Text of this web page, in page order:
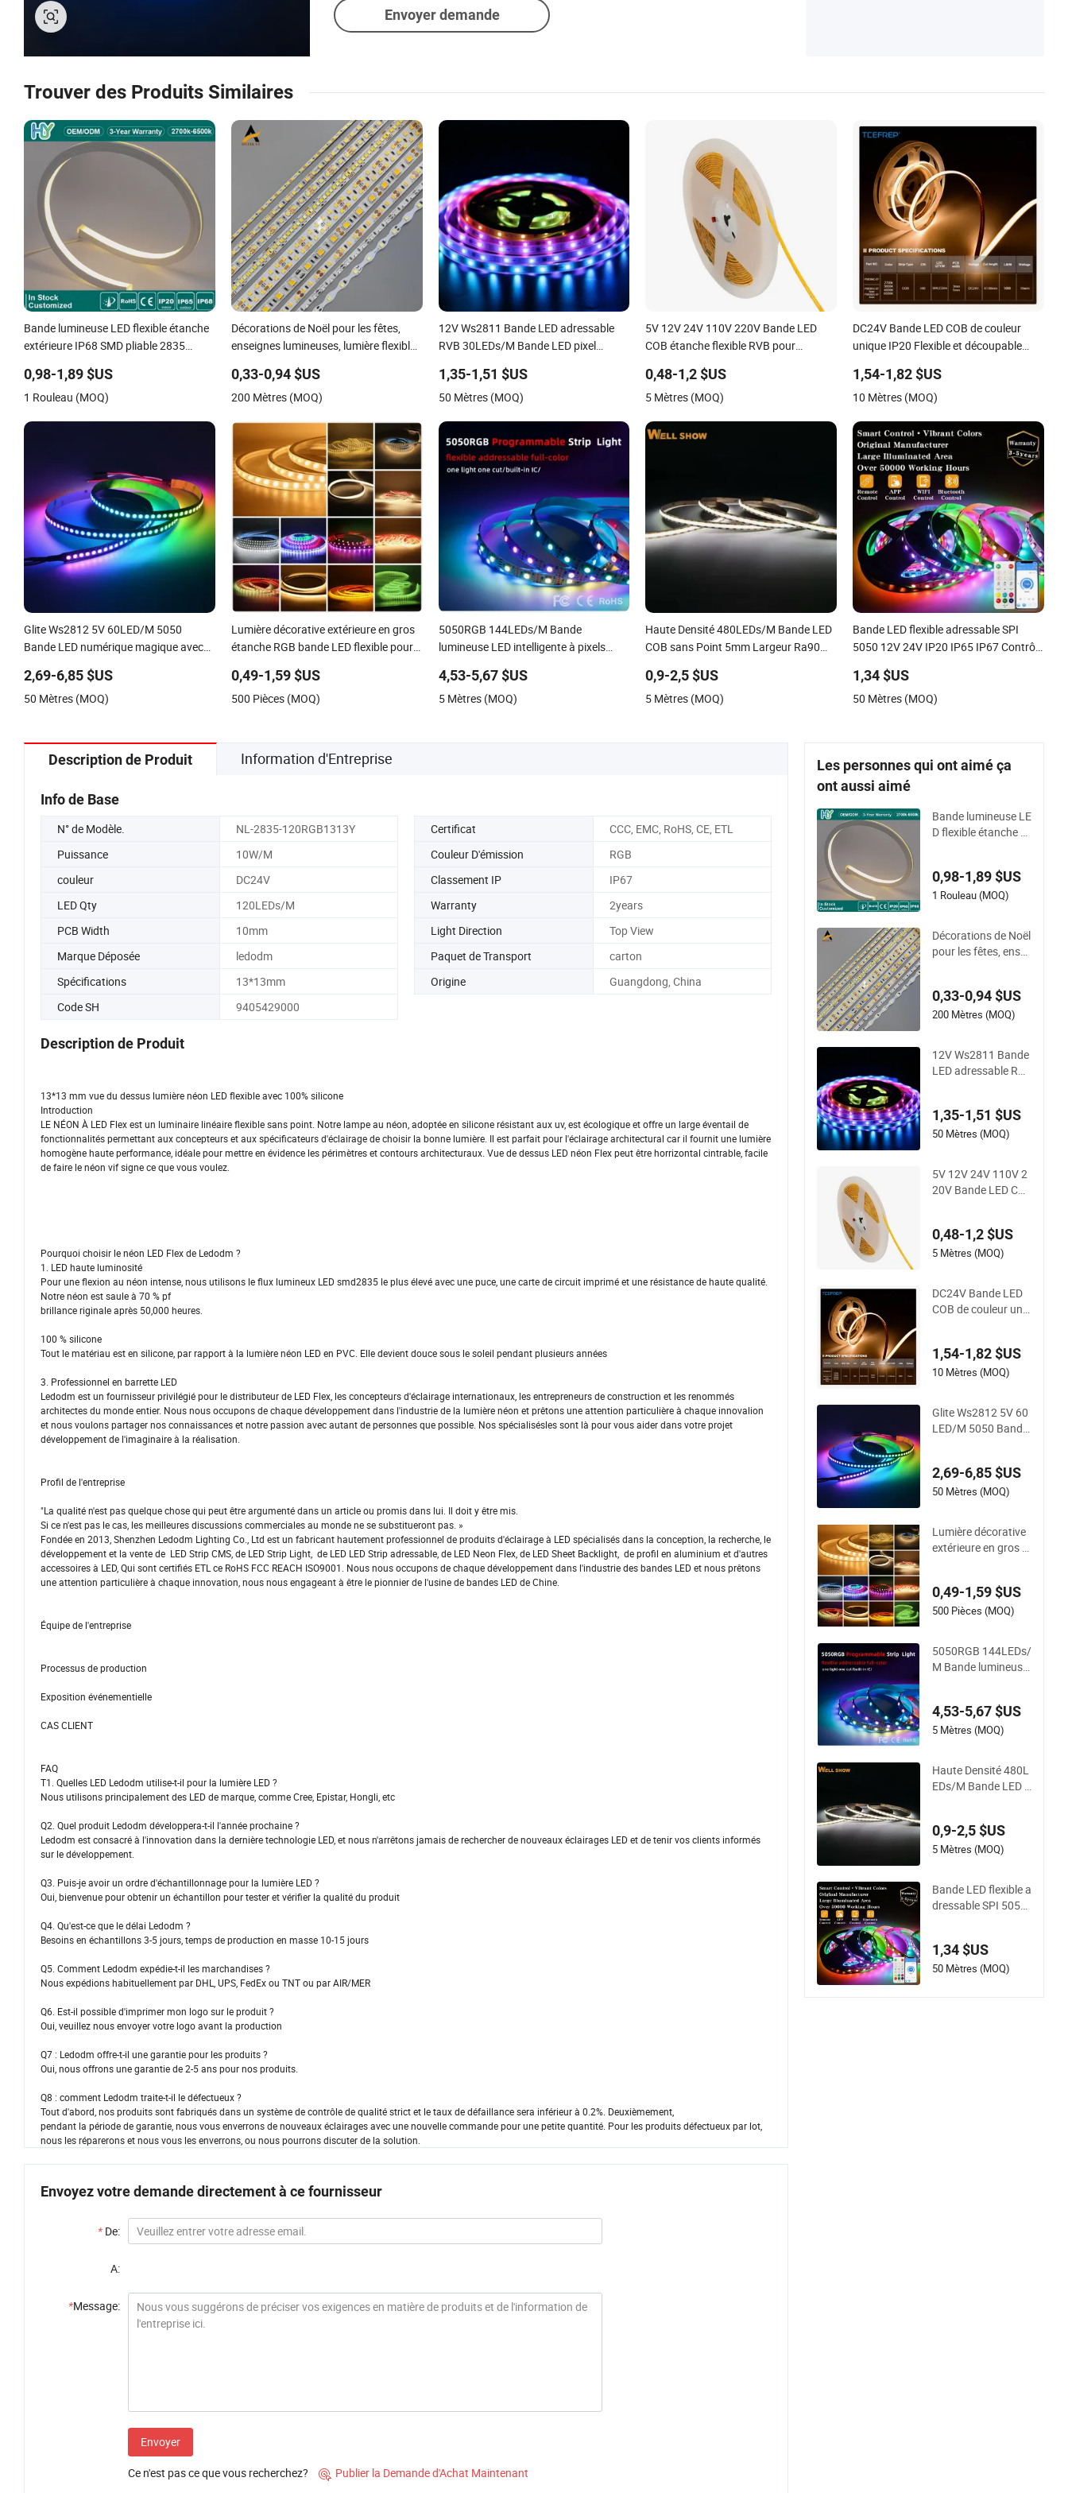
Envoyer demande
Trouver des Produits Similaires
Bande lumineuse LED flexible étanche
extérieure IP68 SMD pliable 2835
néon en silicone flexible RGB
0,98-1,89 $US
1 Rouleau (MOQ)
Décorations de Noël pour les fêtes,
enseignes lumineuses, lumière flexible
0,33-0,94 $US
200 Mètres (MOQ)
12V Ws2811 Bande LED adressable
RVB 30LEDs/M Bande LED pixel
et éclairage de scène
1,35-1,51 $US
50 Mètres (MOQ)
5V 12V 24V 110V 220V Bande LED
COB étanche flexible RVB pour
0,48-1,2 $US
5 Mètres (MOQ)
DC24V Bande LED COB de couleur
unique IP20 Flexible et découpable
1,54-1,82 $US
10 Mètres (MOQ)
Glite Ws2812 5V 60LED/M 5050
Bande LED numérique magique avec
décoration
2,69-6,85 $US
50 Mètres (MOQ)
Lumière décorative extérieure en gros
étanche RGB bande LED flexible pour
0,49-1,59 $US
500 Pièces (MOQ)
5050RGB 144LEDs/M Bande
lumineuse LED intelligente à pixels
4,53-5,67 $US
5 Mètres (MOQ)
Haute Densité 480LEDs/M Bande LED
COB sans Point 5mm Largeur Ra90
0,9-2,5 $US
5 Mètres (MOQ)
Bande LED flexible adressable SPI
5050 12V 24V IP20 IP65 IP67 Contrôle
projets DIY
1,34 $US
50 Mètres (MOQ)
Description de Produit Information d'Entreprise
Info de Base
N° de Modèle. NL-2835-120RGB1313Y Certificat
CCC, EMC, RoHS, CE, ETL
Puissance
10W/M Couleur D'émission
RGB
couleur
DC24V Classement IP
IP67
LED Qty
120LEDs/M Warranty
2years
PCB Width
10mm Light Direction
Top View
Marque Déposée
ledodm Paquet de Transport
carton
Spécifications
13*13mm Origine
Guangdong, China
Code SH
9405429000
Description de Produit
13*13 mm vue du dessus lumière néon LED flexible avec 100% silicone
Introduction
LE NÉON À LED Flex est un luminaire linéaire flexible sans point. Notre lampe au néon, adoptée en silicone résistant aux uv, est écologique et offre un large éventail de
fonctionnalités permettant aux concepteurs et aux spécificateurs d'éclairage de choisir la bonne lumière. Il est parfait pour l'éclairage architectural car il fournit une lumière
homogène haute performance, idéale pour mettre en évidence les périmètres et contours architecturaux. Vue de dessus LED néon Flex peut être horrizontal cintrable, facile
de faire le néon vif signe ce que vous voulez.
Pourquoi choisir le néon LED Flex de Ledodm ?
1. LED haute luminosité
Pour une flexion au néon intense, nous utilisons le flux lumineux LED smd2835 le plus élevé avec une puce, une carte de circuit imprimé et une résistance de haute qualité.
Notre néon est saule à 70 % pf
brillance riginale après 50,000 heures.
100 % silicone
Tout le matériau est en silicone, par rapport à la lumière néon LED en PVC. Elle devient douce sous le soleil pendant plusieurs années
3. Professionnel en barrette LED
Ledodm est un fournisseur privilégié pour le distributeur de LED Flex, les concepteurs d'éclairage internationaux, les entrepreneurs de construction et les renommés
architectes du monde entier. Nous nous occupons de chaque développement dans l'industrie de la lumière néon et prêtons une attention particulière à chaque innovalion
et nous voulons partager nos connaissances et notre passion avec autant de personnes que possible. Nos spécialisésles sont là pour vous aider dans votre projet
développement de l'imaginaire à la réalisation.
Profil de l'entreprise
"La qualité n'est pas quelque chose qui peut être argumenté dans un article ou promis dans lui. Il doit y être mis.
Si ce n'est pas le cas, les meilleures discussions commerciales au monde ne se substitueront pas. »
Fondée en 2013, Shenzhen Ledodm Lighting Co., Ltd est un fabricant hautement professionnel de produits d'éclairage à LED spécialisés dans la conception, la recherche, le
développement et la vente de LED Strip CMS, de LED Strip Light, de LED LED Strip adressable, de LED Neon Flex, de LED Sheet Backlight, de profil en aluminium et d'autres
accessoires à LED, Qui sont certifiés ETL ce RoHS FCC REACH ISO9001. Nous nous occupons de chaque développement dans l'industrie des bandes LED et nous prêtons
une attention particulière à chaque innovation, nous nous engageant à être le pionnier de l'usine de bandes LED de Chine.
Équipe de l'entreprise
Processus de production
Exposition événementielle
CAS CLIENT
FAQ
T1. Quelles LED Ledodm utilise-t-il pour la lumière LED ?
Nous utilisons principalement des LED de marque, comme Cree, Epistar, Hongli, etc
Q2. Quel produit Ledodm développera-t-il l'année prochaine ?
Ledodm est consacré à l'innovation dans la dernière technologie LED, et nous n'arrêtons jamais de rechercher de nouveaux éclairages LED et de tenir vos clients informés
sur le développement.
Q3. Puis-je avoir un ordre d'échantillonnage pour la lumière LED ?
Oui, bienvenue pour obtenir un échantillon pour tester et vérifier la qualité du produit
Q4. Qu'est-ce que le délai Ledodm ?
Besoins en échantillons 3-5 jours, temps de production en masse 10-15 jours
Q5. Comment Ledodm expédie-t-il les marchandises ?
Nous expédions habituellement par DHL, UPS, FedEx ou TNT ou par AIR/MER
Q6. Est-il possible d'imprimer mon logo sur le produit ?
Oui, veuillez nous envoyer votre logo avant la production
Q7 : Ledodm offre-t-il une garantie pour les produits ?
Oui, nous offrons une garantie de 2-5 ans pour nos produits.
Q8 : comment Ledodm traite-t-il le défectueux ?
Tout d'abord, nos produits sont fabriqués dans un système de contrôle de qualité strict et le taux de défaillance sera inférieur à 0.2%. Deuxièmement,
pendant la période de garantie, nous vous enverrons de nouveaux éclairages avec une nouvelle commande pour une petite quantité. Pour les produits défectueux par lot,
nous les réparerons et nous vous les enverrons, ou nous pourrons discuter de la solution.
Envoyez votre demande directement à ce fournisseur
* De:
A:
*Message:
Envoyer
Ce n'est pas ce que vous recherchez?  Publier la Demande d'Achat Maintenant
Les personnes qui ont aimé ça
ont aussi aimé
Bande lumineuse LE
D flexible étanche ex
M 12V 24V bande lu
mineuse néon en sili
0,98-1,89 $US
1 Rouleau (MOQ)
Décorations de Noël
pour les fêtes, ensei
835 5050 bande LE
D
0,33-0,94 $US
200 Mètres (MOQ)
12V Ws2811 Bande
LED adressable RV
able Spi pour signali
sation et éclairage d
1,35-1,51 $US
50 Mètres (MOQ)
5V 12V 24V 110V 2
20V Bande LED CO
0,48-1,2 $US
5 Mètres (MOQ)
DC24V Bande LED
COB de couleur uniq
te luminosité
1,54-1,82 $US
10 Mètres (MOQ)
Glite Ws2812 5V 60
LED/M 5050 Bande
nde LED RGB extern
e pour décoration
2,69-6,85 $US
50 Mètres (MOQ)
Lumière décorative
extérieure en gros ét
39;éclairage de déc
oration de Noël
0,49-1,59 $US
500 Pièces (MOQ)
5050RGB 144LEDs/
M Bande lumineuse
uellement adressabl
es
4,53-5,67 $US
5 Mètres (MOQ)
Haute Densité 480L
EDs/M Bande LED C
n LED
0,9-2,5 $US
5 Mètres (MOQ)
Bande LED flexible a
dressable SPI 5050
ent pour armoire, es
calier, miroir, projets
1,34 $US
50 Mètres (MOQ)